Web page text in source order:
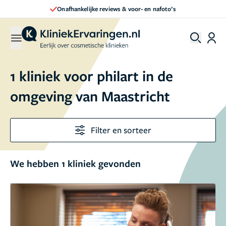
Onafhankelijke reviews & voor- en nafoto’s
1 kliniek voor philart in de
omgeving van Maastricht
Filter en sorteer
We hebben 1 kliniek gevonden